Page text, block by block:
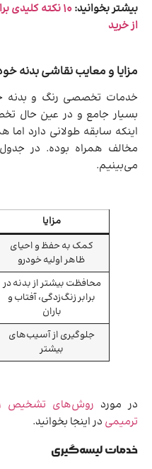
بیشتر بخوانید:
10 نکته
از خرید
مزایا و معایب نقاشی بدنه
خدمات تخصصی رنگ و بدنه
بسیار جامع و در عین حال
اینکه سابقه طولانی دارد
مخالف همراه بوده. در جدول
می‌بینیم.
مزایا
کمک به حفظ و احیای
ظاهر اولیه خودرو
محافظت بیشتر از بدنه در
برابر زنگ‌زدگی، آفتاب و
باران
جلوگیری از آسیب‌های
بیشتر
در مورد روش‌های تشخیص
ترمیمی در اینجا بخوانید.
خدمات لیسه‌گیری